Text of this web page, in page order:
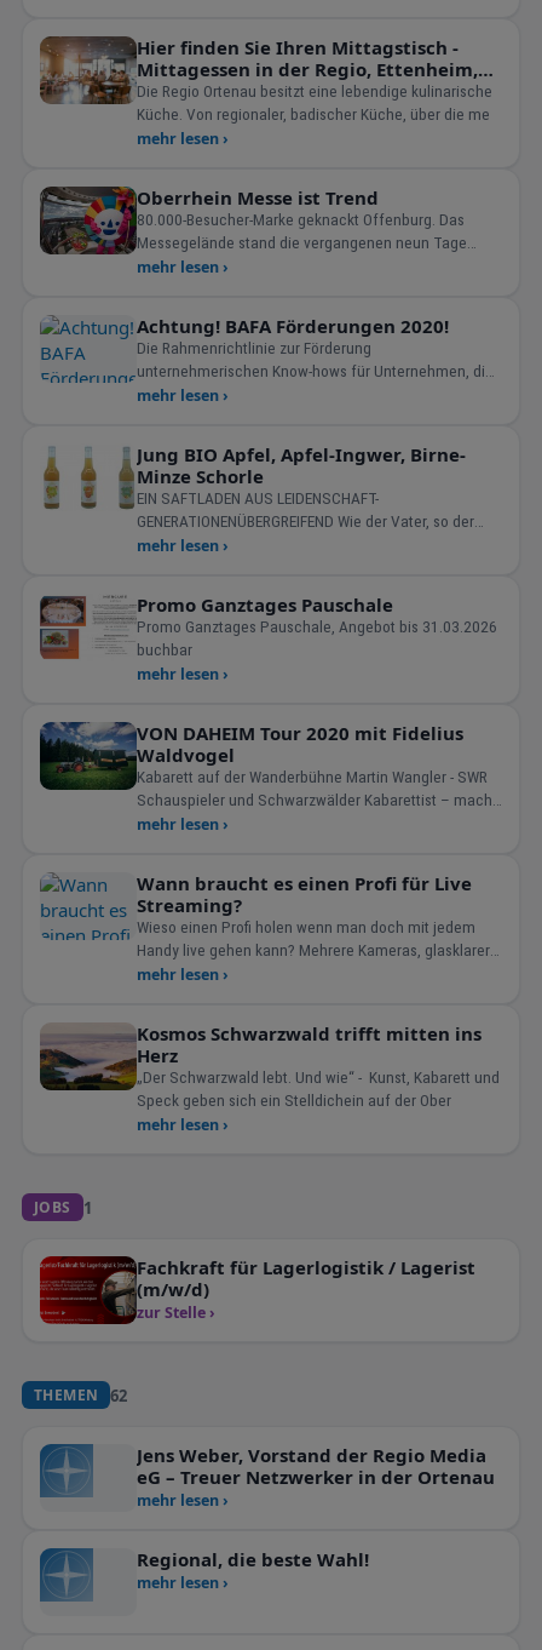
Hier finden Sie Ihren Mittagstisch -
Mittagessen in der Regio, Ettenheim,
Lahr, Offenburg, Kehl und Achern.
Die Regio Ortenau besitzt eine lebendige kulinarische
Küche. Von regionaler, badischer Küche, über die me
mehr lesen ›
Oberrhein Messe ist Trend
80.000-Besucher-Marke geknackt Offenburg. Das
Messegelände stand die vergangenen neun Tage
wieder im unverkennba
mehr lesen ›
Achtung! BAFA Förderungen 2020!
Die Rahmenrichtlinie zur Förderung
unternehmerischen Know-hows für Unternehmen, die
aufgrund der Corona-Krise
mehr lesen ›
Jung BIO Apfel, Apfel-Ingwer, Birne-
Minze Schorle
EIN SAFTLADEN AUS LEIDENSCHAFT-
GENERATIONENÜBERGREIFEND Wie der Vater, so der
Sohn: Klaus Jung & David Lean
mehr lesen ›
Promo Ganztages Pauschale
Promo Ganztages Pauschale, Angebot bis 31.03.2026
buchbar
mehr lesen ›
VON DAHEIM Tour 2020 mit Fidelius
Waldvogel
Kabarett auf der Wanderbühne Martin Wangler - SWR
Schauspieler und Schwarzwälder Kabarettist – macht
si
mehr lesen ›
Wann braucht es einen Profi für Live
Streaming?
Wieso einen Profi holen wenn man doch mit jedem
Handy live gehen kann? Mehrere Kameras, glasklarer
Sound, ausstrahlen auf youtube instagram und
mehr lesen ›
Kosmos Schwarzwald trifft mitten ins
Herz
„Der Schwarzwald lebt. Und wie“ - Kunst, Kabarett und
Speck geben sich ein Stelldichein auf der Ober
mehr lesen ›
JOBS 1
Fachkraft für Lagerlogistik / Lagerist
(m/w/d)
zur Stelle ›
THEMEN 62
Jens Weber, Vorstand der Regio Media
eG – Treuer Netzwerker in der Ortenau
mehr lesen ›
Regional, die beste Wahl!
mehr lesen ›